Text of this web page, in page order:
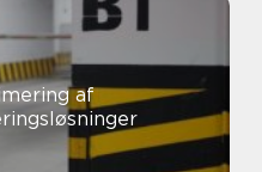
af